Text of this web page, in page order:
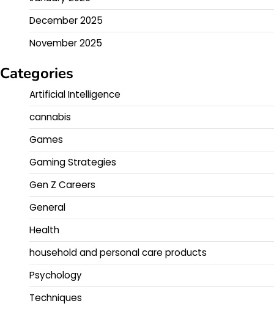
December 2025
November 2025
Categories
Artificial Intelligence
cannabis
Games
Gaming Strategies
Gen Z Careers
General
Health
household and personal care products
Psychology
Techniques